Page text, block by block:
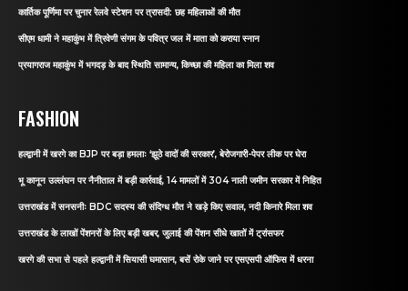
कार्तिक पूर्णिमा पर चुनार रेलवे स्टेशन पर त्रासदी: छह महिलाओं की मौत
सीएम धामी ने महाकुंभ में त्रिवेणी संगम के पवित्र जल में माता को कराया स्नान
प्रयागराज महाकुंभ में भगदड़ के बाद स्थिति सामान्य, किच्छा की महिला का मिला शव
FASHION
हल्द्वानी में खरगे का BJP पर बड़ा हमलाः ‘झूठे वादों की सरकार’, बेरोजगारी-पेपर लीक पर घेरा
भू कानून उल्लंघन पर नैनीताल में बड़ी कार्रवाई, 14 मामलों में 304 नाली जमीन सरकार में निहित
उत्तराखंड में सनसनीः BDC सदस्य की संदिग्ध मौत ने खड़े किए सवाल, नदी किनारे मिला शव
उत्तराखंड के लाखों पेंशनरों के लिए बड़ी खबर, जुलाई की पेंशन सीधे खातों में ट्रांसफर
खरगे की सभा से पहले हल्द्वानी में सियासी घमासान, बसें रोके जाने पर एसएसपी ऑफिस में धरना